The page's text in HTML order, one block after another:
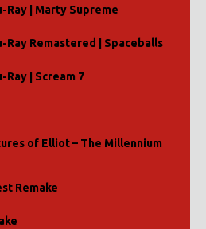
Ray | Marty Supreme
Ray Remastered | Spaceballs
Ray | Scream 7
of Elliot – The Millennium
Remake